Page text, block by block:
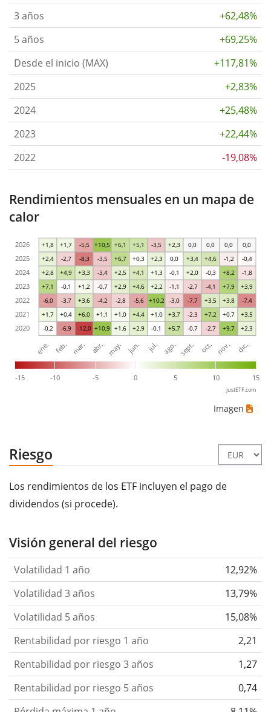
3 años
+62,48%
5 años
+69,25%
Desde el inicio (MAX)
+117,81%
2025
+2,83%
2024
+25,48%
2023
+22,44%
2022
-19,08%
Rendimientos mensuales en un mapa de
calor
-0,2 -6,9 -12,0 +10,9 +1,6 +2,9 -0,1 +5,7 -0,7 -2,7 +9,7 +2,3
+1,7 +0,4 +6,0 +1,1 +1,0 +4,4 +1,0 +3,7 -2,3 +7,2 +0,7 +3,5
-6,0 -3,7 +3,6 -4,2 -2,8 -5,6 +10,2 -3,0 -7,7 +3,5 +3,8 -7,4
+7,1 -0,1 +1,2 -0,7 +2,9 +4,6 +2,2 -1,1 -2,7 -4,1 +7,9 +3,9
+2,8 +4,9 +3,3 -3,4 +2,5 +4,1 +1,3 -0,1 +2,0 -0,3 +8,2 -1,8
+2,4 -2,7 -8,3 -3,5 +6,7 +0,3 +2,3 0,0 +3,4 +4,6 -1,2 -0,4
+1,8 +1,7 -5,5 +10,5 +6,1 +5,1 -3,5 +2,3 0,0 0,0 0,0 0,0
-15 -10 -5 0 5 10 15
ene. feb. mar. abr. may. jun. jul. ago. sept. oct. nov. dic.
2020
2021
2022
2023
2024
2025
2026
justETF.com
Imagen
Riesgo
Los rendimientos de los ETF incluyen el pago de
dividendos (si procede).
Visión general del riesgo
Volatilidad 1 año
12,92%
Volatilidad 3 años
13,79%
Volatilidad 5 años
15,08%
Rentabilidad por riesgo 1 año
2,21
Rentabilidad por riesgo 3 años
1,27
Rentabilidad por riesgo 5 años
0,74